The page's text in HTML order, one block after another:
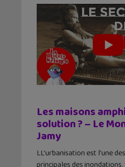
Les maisons
solution ? – Le
Jamy
LL’urbanisation est l’une